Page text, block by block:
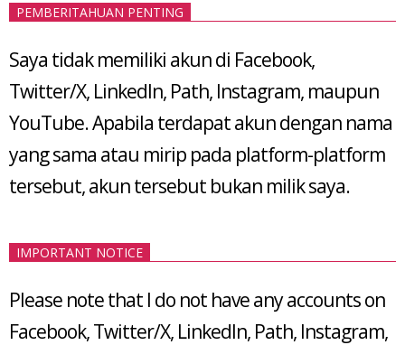
PEMBERITAHUAN PENTING
Saya tidak memiliki akun di Facebook,
Twitter/X, LinkedIn, Path, Instagram, maupun
YouTube. Apabila terdapat akun dengan nama
yang sama atau mirip pada platform-platform
tersebut, akun tersebut bukan milik saya.
IMPORTANT NOTICE
Please note that I do not have any accounts on
Facebook, Twitter/X, LinkedIn, Path, Instagram,